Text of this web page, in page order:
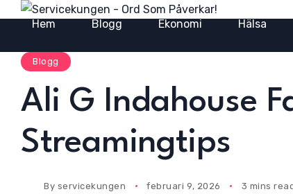
Hem Blogg Ekonomi Hälsa
Blogg
Ali G Indahouse
Streamingtips
By servicekungen februari 9, 2026 3 mins